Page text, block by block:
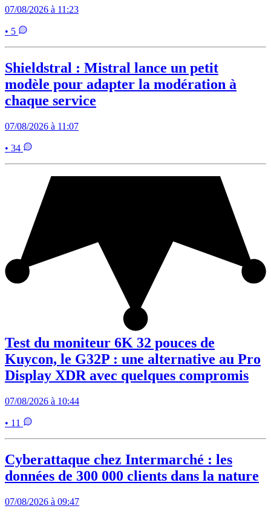
07/08/2026 à 11:23
• 5
Shieldstral : Mistral lance un petit
modèle pour adapter la modération à
chaque service
07/08/2026 à 11:07
• 34
Test du moniteur 6K 32 pouces de
Kuycon, le G32P : une alternative au Pro
Display XDR avec quelques compromis
07/08/2026 à 10:44
• 11
Cyberattaque chez Intermarché : les
données de 300 000 clients dans la nature
07/08/2026 à 09:47